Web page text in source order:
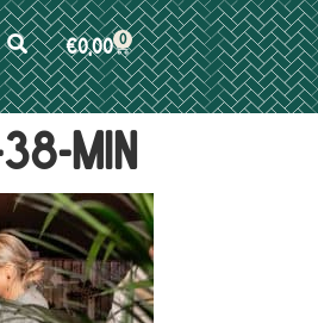
€0,00 0
38-min